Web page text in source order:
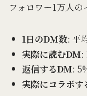
フォロワー1万人の
1日のDM数: 平
実際に読むDM:
返信するDM:
実際にコラボ